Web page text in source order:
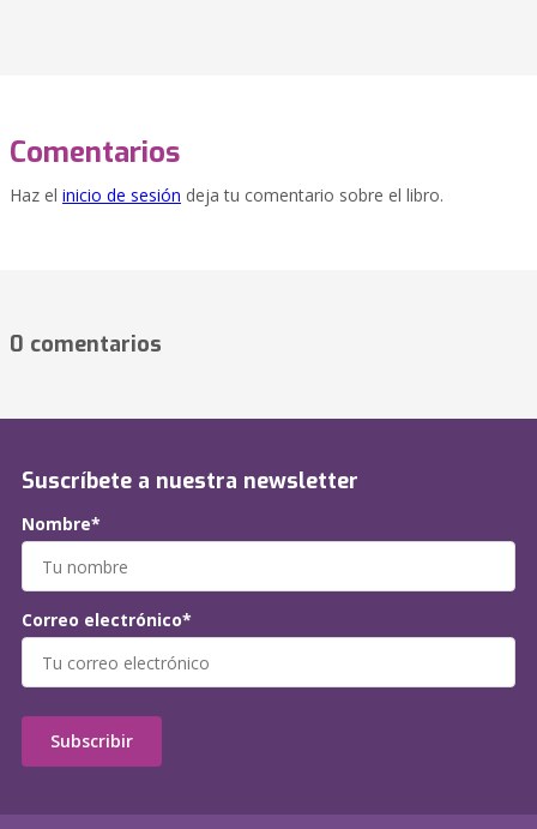
Comentarios
Haz el inicio de sesión deja tu comentario sobre el libro.
0 comentarios
Suscríbete a nuestra newsletter
Nombre*
Correo electrónico*
Subscribir